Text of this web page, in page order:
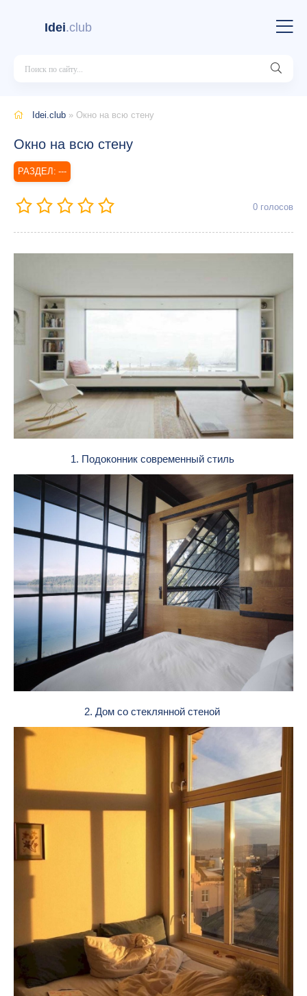
Idei.club
Idei.club » Окно на всю стену
Окно на всю стену
---
0 голосов
1. Подоконник современный стиль
2. Дом со стеклянной стеной